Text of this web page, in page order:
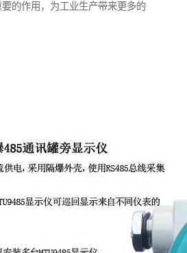
的作用，为工业生产带来更多的